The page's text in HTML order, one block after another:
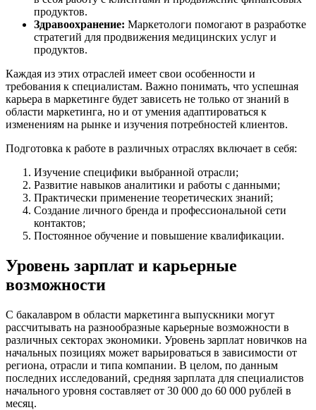
продуктов.
Здравоохранение: Маркетологи помогают в разработке
стратегий для продвижения медицинских услуг и
продуктов.
Каждая из этих отраслей имеет свои особенности и
требования к специалистам. Важно понимать, что успешная
карьера в маркетинге будет зависеть не только от знаний в
области маркетинга, но и от умения адаптироваться к
изменениям на рынке и изучения потребностей клиентов.
Подготовка к работе в различных отраслях включает в себя:
Изучение специфики выбранной отрасли;
Развитие навыков аналитики и работы с данными;
Практически применение теоретических знаний;
Создание личного бренда и профессиональной сети
контактов;
Постоянное обучение и повышение квалификации.
Уровень зарплат и карьерные
возможности
С бакалавром в области маркетинга выпускники могут
рассчитывать на разнообразные карьерные возможности в
различных секторах экономики. Уровень зарплат новичков на
начальных позициях может варьироваться в зависимости от
региона, отрасли и типа компании. В целом, по данным
последних исследований, средняя зарплата для специалистов
начального уровня составляет от 30 000 до 60 000 рублей в
месяц.